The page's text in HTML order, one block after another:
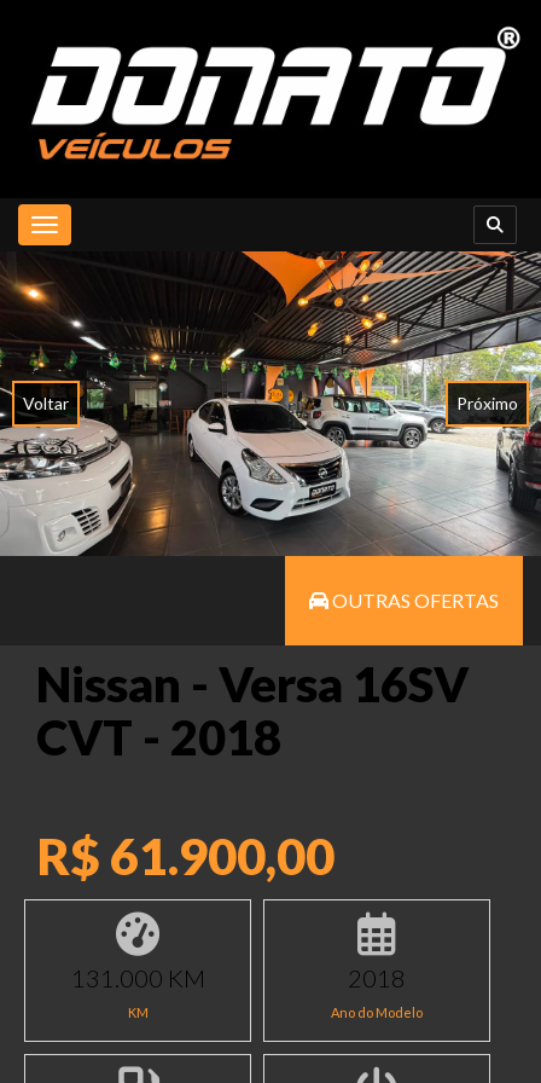
Toggle navigation
Voltar Próximo
OUTRAS OFERTAS
Nissan - Versa 16SV
CVT - 2018
R$ 61.900,00
131.000 KM
KM
2018
Ano do Modelo